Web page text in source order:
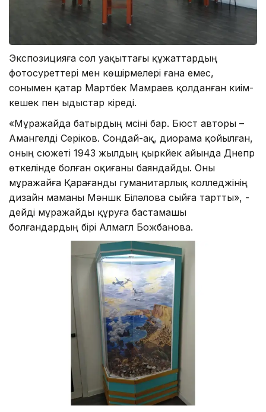
Экспозицияға сол уақыттағы құжаттардың
фотосуреттері мен көшірмелері ғана емес,
сонымен қатар Мартбек Мамраев қолданған киім-
кешек пен ыдыстар кіреді.
«Мұражайда батырдың мүсіні бар. Бюст авторы –
Амангелді Серіков. Сондай-ақ, диорама қойылған,
оның сюжеті 1943 жылдың қыркүйек айында Днепр
өткелінде болған оқиғаны баяндайды. Оны
мұражайға Қарағанды гуманитарлық колледжінің
дизайн маманы Мәншүк Біләлова сыйға тартты», -
дейді мұражайды құруға бастамашы
болғандардың бірі Алмагүл Божбанова.